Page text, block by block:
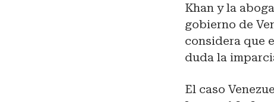
Khan y la
gobierno de
considera que
duda la
El caso